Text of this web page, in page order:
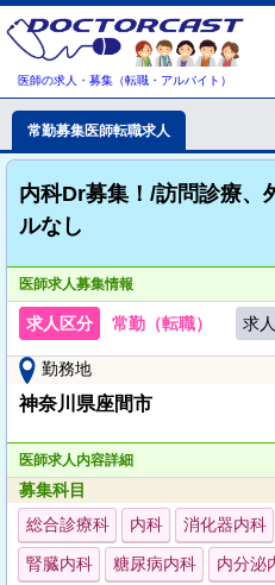
医師の求人・募集（転職・アルバイト）
常勤募集医師転職求人
内科Dr募集！/訪問診療、
ルなし
医師求人募集情報
求人区分 常勤（転職） 求
勤務地
神奈川県座間市
医師求人内容詳細
募集科目
総合診療科
内科 消化器内科
腎臓内科 糖尿病内科 内分泌